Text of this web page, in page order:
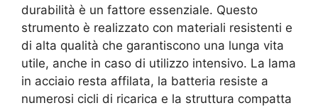
durabilità è un fattore essenziale. Questo
strumento è realizzato con materiali resistenti e
di alta qualità che garantiscono una lunga vita
utile, anche in caso di utilizzo intensivo. La lama
in acciaio resta affilata, la batteria resiste a
numerosi cicli di ricarica e la struttura compatta